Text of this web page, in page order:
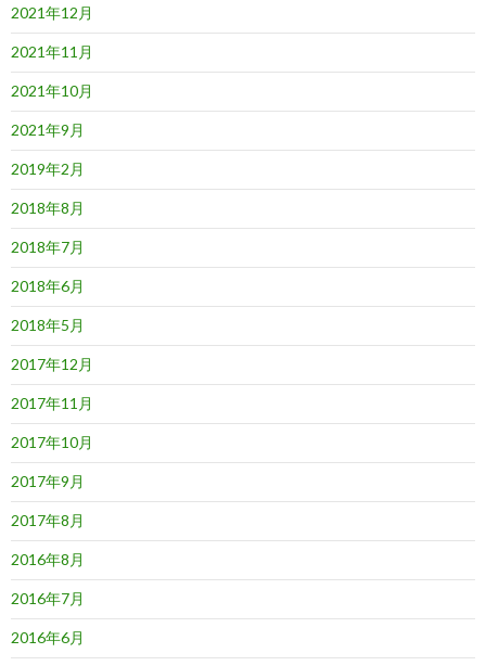
2021年12月
2021年11月
2021年10月
2021年9月
2019年2月
2018年8月
2018年7月
2018年6月
2018年5月
2017年12月
2017年11月
2017年10月
2017年9月
2017年8月
2016年8月
2016年7月
2016年6月